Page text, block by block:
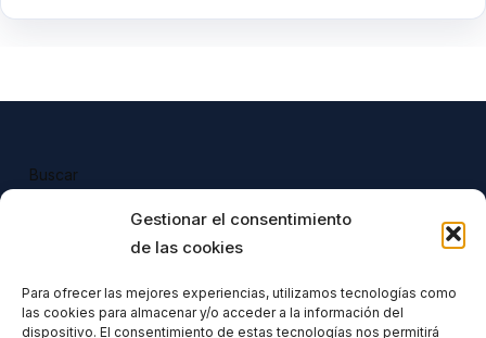
Gestionar el consentimiento
de las cookies
Para ofrecer las mejores experiencias, utilizamos tecnologías como
las cookies para almacenar y/o acceder a la información del
dispositivo. El consentimiento de estas tecnologías nos permitirá
Buscar
Todos nuestros productos tienen